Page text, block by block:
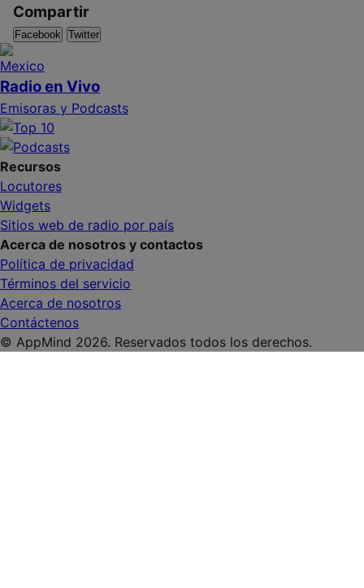
Compartir
Facebook Twitter
Radio en Vivo
Emisoras y Podcasts
Recursos
Locutores
Widgets
Sitios web de radio por país
Acerca de nosotros y contactos
Política de privacidad
Términos del servicio
Acerca de nosotros
Contáctenos
© AppMind 2026. Reservados todos los derechos.